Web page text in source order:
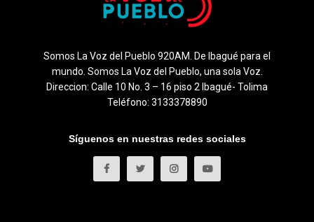
Somos La Voz del Pueblo 920AM. De Ibagué para el
mundo. Somos La Voz del Pueblo, una sola Voz.
Direccion: Calle 10 No. 3 – 16 piso 2 Ibagué- Tolima
Teléfono: 3133378890
Síguenos en nuestras redes sociales